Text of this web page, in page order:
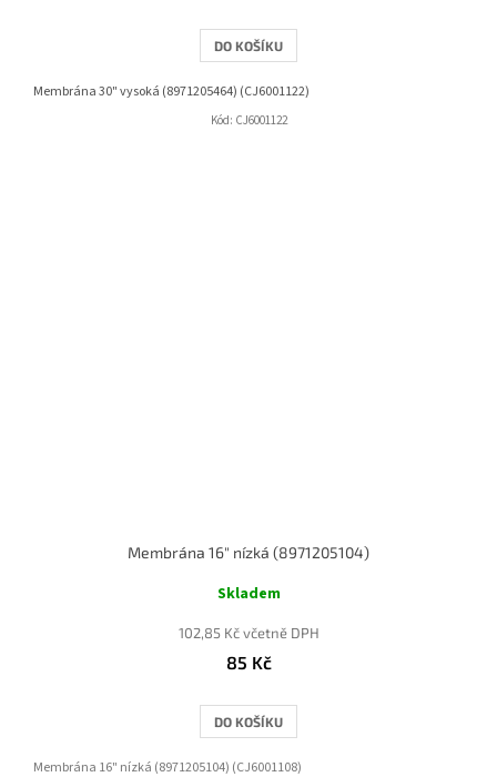
DO KOŠÍKU
Membrána 30" vysoká (8971205464) (CJ6001122)
Kód: CJ6001122
Membrána 16" nízká (8971205104)
Skladem
102,85 Kč včetně DPH
85 Kč
DO KOŠÍKU
Membrána 16" nízká (8971205104) (CJ6001108)